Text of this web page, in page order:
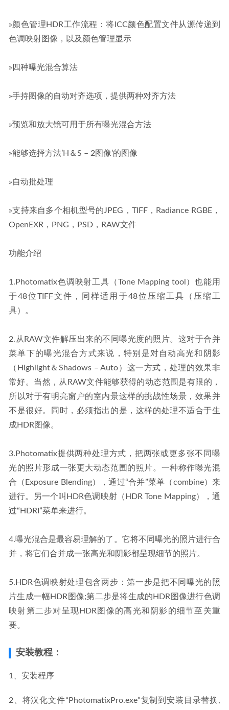
»颜色管理HDR工作流程：将ICC颜色配置文件从源传递到
色调映射图像，以及颜色管理显示
»四种曝光混合算法
»手持图像的自动对齐选项，提供两种对齐方法
»预览和放大镜可用于所有曝光混合方法
»能够选择方法’H＆S – 2图像’的图像
»自动批处理
»支持来自多个相机型号的JPEG，TIFF，Radiance RGBE，
OpenEXR，PNG，PSD，RAW文件
功能介绍
1.Photomatix色调映射工具（Tone Mapping tool）也能用
于48位TIFF文件，同样适用于48位压缩工具（压缩工
具）。
2.从RAW文件解压出来的不同曝光度的照片。这对于合并
菜单下的曝光混合方式来说，特别是对自动高光和阴影
（Highlight＆Shadows – Auto）这一方式，处理的效果非
常好。当然，从RAW文件能够获得的动态范围是有限的，
所以对于有明亮窗户的室内景这样的挑战性场景，效果并
不是很好。同时，必须指出的是，这样的处理不适合于生
成HDR图像。
3.Photomatix提供两种处理方式，把两张或更多张不同曝
光的照片形成一张更大动态范围的照片。一种称作曝光混
合（Exposure Blending），通过“合并”菜单（combine）来
进行。另一个叫HDR色调映射（HDR Tone Mapping），通
过“HDRI”菜单来进行。
4.曝光混合是最容易理解的了。它将不同曝光的照片进行合
并，将它们合并成一张高光和阴影都呈现细节的照片。
5.HDR色调映射处理包含两步：第一步是把不同曝光的照
片生成一幅HDR图像;第二步是将生成的HDR图像进行色调
映射第二步对呈现HDR图像的高光和阴影的细节至关重
要。
安装教程：
1、安装程序
2、将汉化文件“PhotomatixPro.exe”复制到安装目录替换,